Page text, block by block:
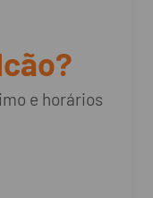
e horários